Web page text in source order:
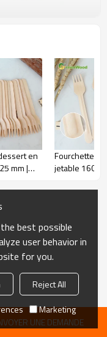
en
mm |
Fourchette
jetable 160
Vente en
UNE DEMANDE
best possible
user behavior in
for you.
Reject All
Marketing